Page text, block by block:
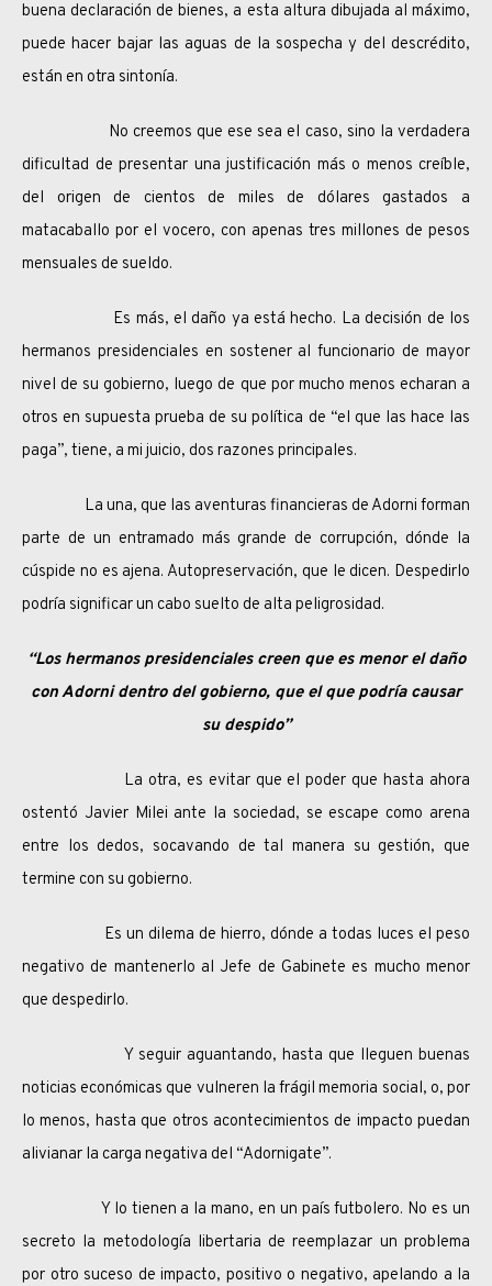
buena declaración de bienes, a esta altura dibujada al máximo,
puede hacer bajar las aguas de la sospecha y del descrédito,
están en otra sintonía.
No creemos que ese sea el caso, sino la verdadera
dificultad de presentar una justificación más o menos creíble,
del origen de cientos de miles de dólares gastados a
matacaballo por el vocero, con apenas tres millones de pesos
mensuales de sueldo.
Es más, el daño ya está hecho. La decisión de los
hermanos presidenciales en sostener al funcionario de mayor
nivel de su gobierno, luego de que por mucho menos echaran a
otros en supuesta prueba de su política de “el que las hace las
paga”, tiene, a mi juicio, dos razones principales.
La una, que las aventuras financieras de Adorni forman
parte de un entramado más grande de corrupción, dónde la
cúspide no es ajena. Autopreservación, que le dicen. Despedirlo
podría significar un cabo suelto de alta peligrosidad.
“Los hermanos presidenciales creen que es menor el daño
con Adorni dentro del gobierno, que el que podría causar
su despido”
La otra, es evitar que el poder que hasta ahora
ostentó Javier Milei ante la sociedad, se escape como arena
entre los dedos, socavando de tal manera su gestión, que
termine con su gobierno.
Es un dilema de hierro, dónde a todas luces el peso
negativo de mantenerlo al Jefe de Gabinete es mucho menor
que despedirlo.
Y seguir aguantando, hasta que lleguen buenas
noticias económicas que vulneren la frágil memoria social, o, por
lo menos, hasta que otros acontecimientos de impacto puedan
alivianar la carga negativa del “Adornigate”.
Y lo tienen a la mano, en un país futbolero. No es un
secreto la metodología libertaria de reemplazar un problema
por otro suceso de impacto, positivo o negativo, apelando a la